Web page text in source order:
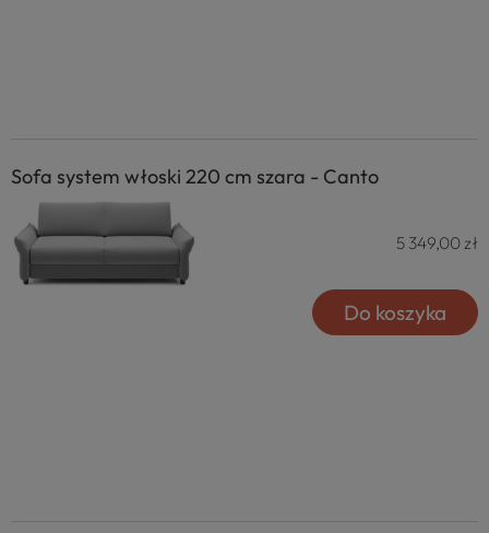
Sofa system włoski 220 cm szara - Canto
5 349,00 zł
Do koszyka